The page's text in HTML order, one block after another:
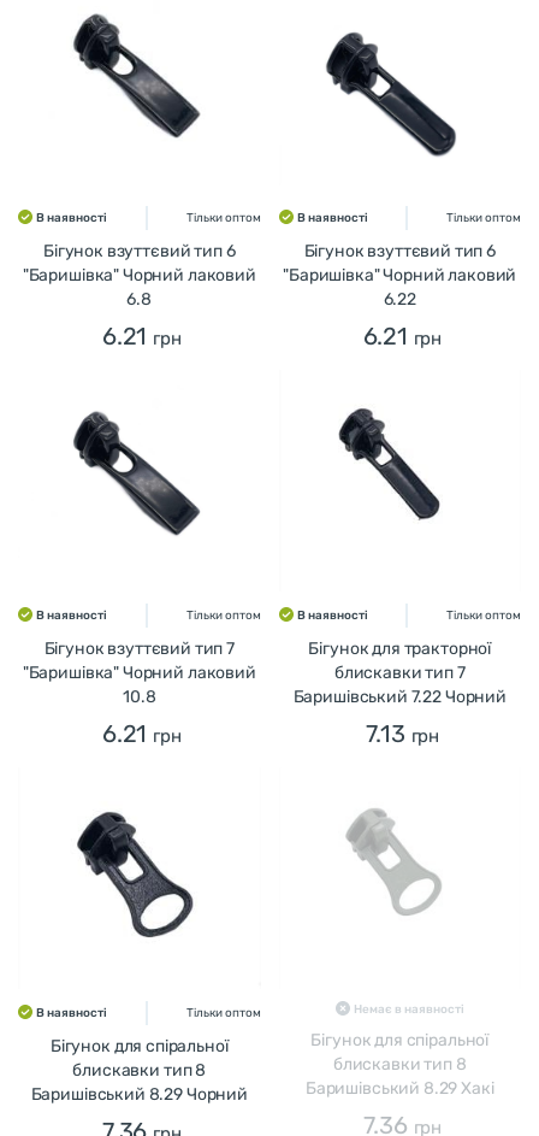
В наявності Тільки оптом
Бігунок взуттєвий тип 6
"Баришівка" Чорний лаковий
6.8
6.21 грн
В наявності Тільки оптом
Бігунок взуттєвий тип 6
"Баришівка" Чорний лаковий
6.22
6.21 грн
В наявності Тільки оптом
Бігунок взуттєвий тип 7
"Баришівка" Чорний лаковий
10.8
6.21 грн
В наявності Тільки оптом
Бігунок для тракторної
блискавки тип 7
Баришівський 7.22 Чорний
7.13 грн
В наявності Тільки оптом
Бігунок для спіральної
блискавки тип 8
Баришівський 8.29 Чорний
Немає в наявності
Бігунок для спіральної
блискавки тип 8
Баришівський 8.29 Хакі
7.36 грн